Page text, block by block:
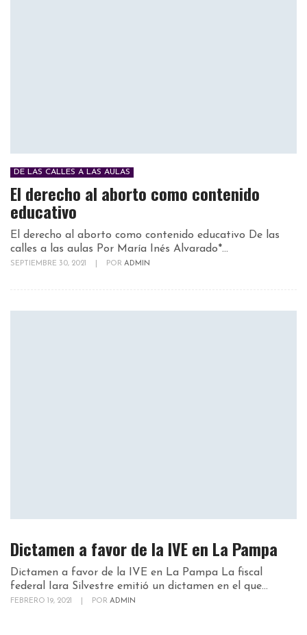
DE LAS CALLES A LAS AULAS
El derecho al aborto como contenido
educativo
El derecho al aborto como contenido educativo De las
calles a las aulas Por María Inés Alvarado*...
SEPTIEMBRE 30, 2021 POR ADMIN
Dictamen a favor de la IVE en La Pampa
Dictamen a favor de la IVE en La Pampa La fiscal
federal Iara Silvestre emitió un dictamen en el que...
FEBRERO 19, 2021 POR ADMIN